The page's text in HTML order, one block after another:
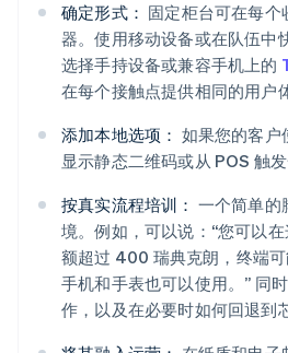
确定形式： 固定柜台可在每个
器。使用移动设备或在队伍中
选择手持设备或兼容手机上的
在每个接触点提供相同的用户
添加本地选项： 如果您的客户
显示静态二维码或从 POS 触发
按真实流程培训： 一个简单的
境。例如，可以说：“您可以
额超过 400 瑞典克朗，终端可
手机和手表也可以使用。” 同
作，以及在必要时如何回退到